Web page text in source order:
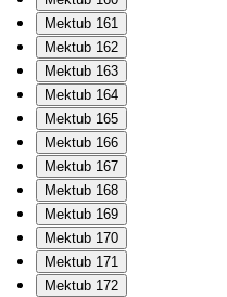
Mektub 161
Mektub 162
Mektub 163
Mektub 164
Mektub 165
Mektub 166
Mektub 167
Mektub 168
Mektub 169
Mektub 170
Mektub 171
Mektub 172